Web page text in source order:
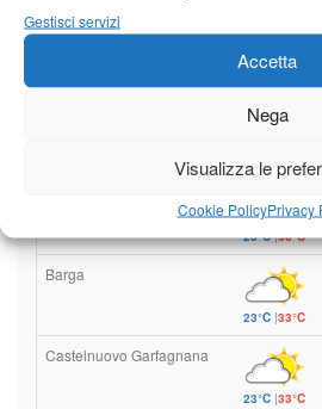
Gestisci servizi
Accetta
Nega
Visualizza le
Cookie PolicyPrivacy
settimana.
ben al di sopra
stagionali
23°C|36°C
Barga
23°C|33°C
Castelnuovo Garfagnana
23°C|33°C